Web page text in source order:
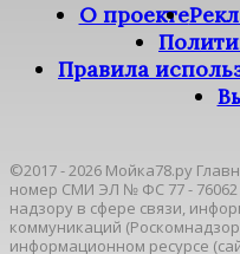
О проекте
Правила
©2017 - 2026 Мойка78.ру
номер СМИ ЭЛ № ФС 77 -
надзору в сфере связи,
коммуникаций
информационном ресурсе